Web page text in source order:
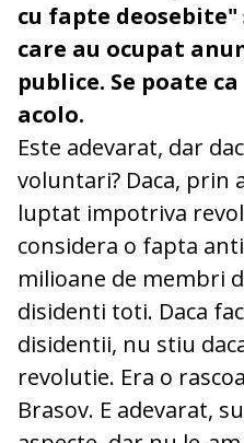
cu fapte
care au ocupat
publice. Se poate
acolo.
Este adevarat, dar
voluntari? Daca, prin
luptat impotriva
considera o fapta
milioane de membri
disidenti toti. Daca
disidentii, nu stiu
revolutie. Era o
Brasov. E adevarat,